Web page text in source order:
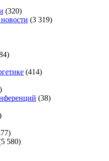
(320)
(3 319)
(414)
(38)
580)